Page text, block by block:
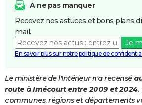
Destinations
City break
Voyage nature
Voyage de noces
Forum
Climat
PHOTO
GUIDES D'ACHAT
BONS PLANS
Carte de Noël
Carte Bonne année
Carte Saint-Valentin
Carte Pâques
Carte d'anniversaire
DICTIONNAIRE
A ne pas manquer
Recevez nos astuces et bons plans
mail.
Je
En savoir plus sur notre politique de
Le ministère de l'Intérieur n'a recensé
route à Imécourt entre 2009 et 2024.
communes, régions et départements